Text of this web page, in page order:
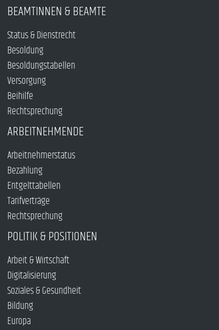
BEAMTINNEN & BEAMTE
Status & Dienstrecht
Besoldung
Besoldungstabellen
Versorgung
Beihilfe
Rechtsprechung
ARBEITNEHMENDE
Arbeitnehmerstatus
Bezahlung
Entgelttabellen
Tarifverträge
Rechtsprechung
POLITIK & POSITIONEN
Arbeit & Wirtschaft
Digitalisierung
Soziales & Gesundheit
Bildung
Europa